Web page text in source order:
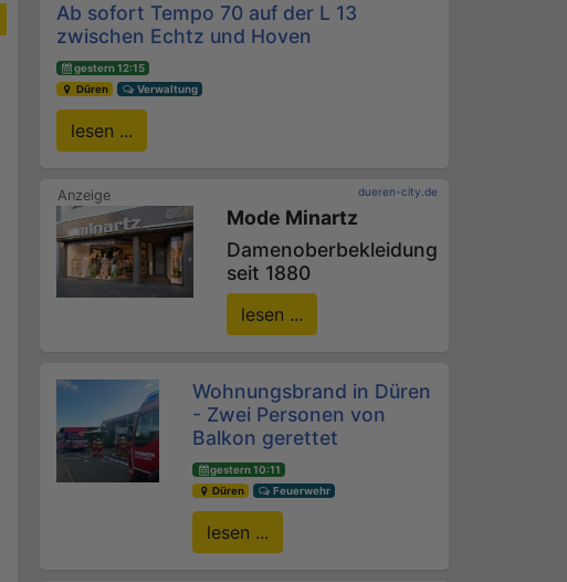
Ab sofort Tempo 70 auf der L 13
zwischen Echtz und Hoven
gestern 12:15
Düren
Verwaltung
lesen ...
dueren-city.de
Mode Minartz
Damenoberbekleidung
seit 1880
lesen ...
Wohnungsbrand in Düren
- Zwei Personen von
Balkon gerettet
gestern 10:11
Düren
Feuerwehr
lesen ...